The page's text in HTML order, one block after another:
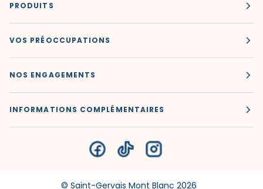
PRODUITS
VOS PRÉOCCUPATIONS
NOS ENGAGEMENTS
INFORMATIONS COMPLÉMENTAIRES
© Saint-Gervais Mont Blanc 2026